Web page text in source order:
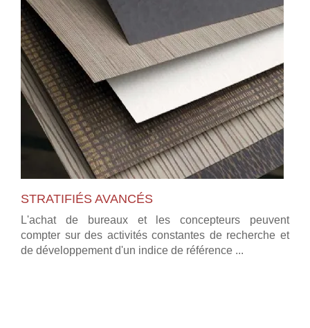
STRATIFIÉS AVANCÉS
L'achat de bureaux et les concepteurs peuvent
compter sur des activités constantes de recherche et
de développement d'un indice de référence ...